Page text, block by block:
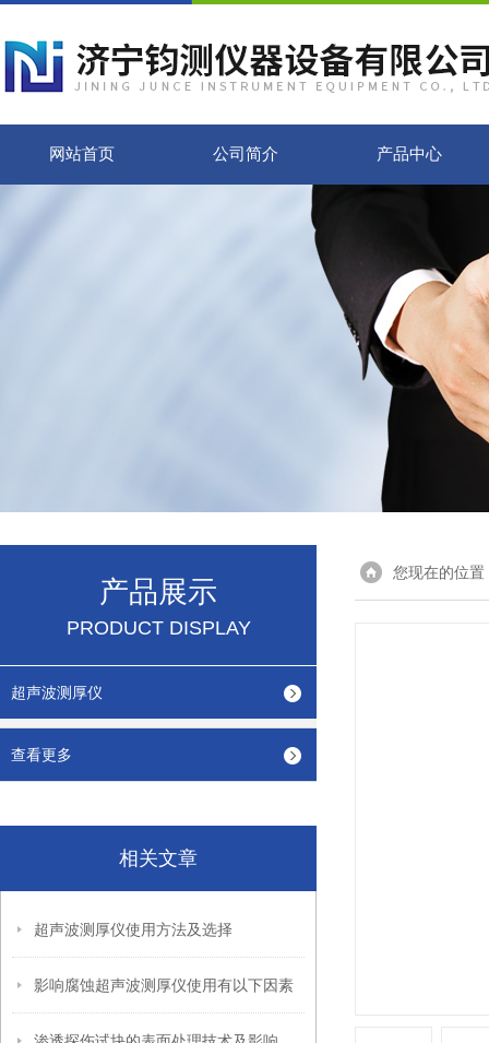
网站首页 公司简介 产品中心
产品展示
PRODUCT DISPLAY
超声波测厚仪
查看更多
相关文章
超声波测厚仪使用方法及选择
影响腐蚀超声波测厚仪使用有以下因素
您现在的位置